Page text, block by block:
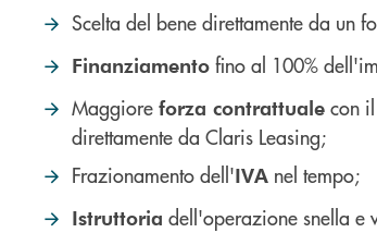
Scelta del bene direttamente da un
Finanziamento fino al 100%
Maggiore forza contrattuale con
direttamente da Claris Leasing;
Frazionamento dell'IVA nel tempo;
Istruttoria dell'operazione snella e